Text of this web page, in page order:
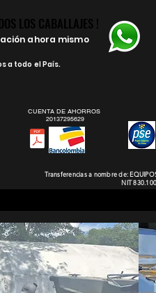
LOS CABALLAJES !
LOS CABALLAJES !
ahora mismo
a todo el País.
CUENTA DE AHORROS
20137295629
Transferencias a nombre de:
NIT